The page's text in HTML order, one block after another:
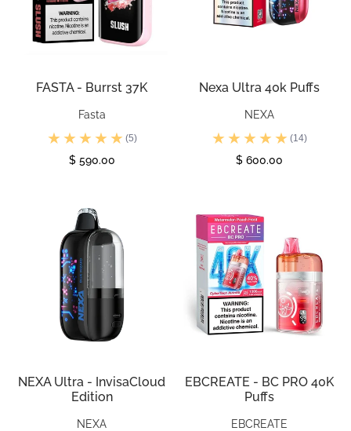
FASTA - Burrst 37K
Fasta
(5)
$ 590.00
Nexa Ultra 40k Puffs
NEXA
(14)
$ 600.00
NEXA Ultra - InvisaCloud
Edition
NEXA
EBCREATE - BC PRO 40K
Puffs
EBCREATE